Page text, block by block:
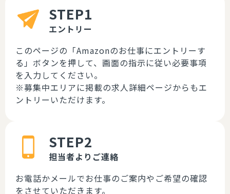
STEP1
エントリー
このページの「Amazonのお仕事にエントリーす
る」ボタンを押して、画面の指示に従い必要事項
を入力してください。
※募集中エリアに掲載の求人詳細ページからもエ
ントリーいただけます。
STEP2
担当者よりご連絡
お電話かメールでお仕事のご案内やご希望の確認
をさせていただきます。